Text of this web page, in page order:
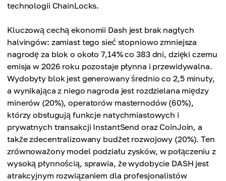
technologii ChainLocks.
Kluczową cechą ekonomii Dash jest brak nagłych
halvingów: zamiast tego sieć stopniowo zmniejsza
nagrodę za blok o około 7,14% co 383 dni, dzięki czemu
emisja w 2026 roku pozostaje płynna i przewidywalna.
Wydobyty blok jest generowany średnio co 2,5 minuty,
a wynikająca z niego nagroda jest rozdzielana między
minerów (20%), operatorów masternodów (60%),
którzy obsługują funkcje natychmiastowych i
prywatnych transakcji InstantSend oraz CoinJoin, a
także zdecentralizowany budżet rozwojowy (20%). Ten
zrównoważony model podziału zysków, w połączeniu z
wysoką płynnością, sprawia, że wydobycie DASH jest
atrakcyjnym rozwiązaniem dla profesjonalistów